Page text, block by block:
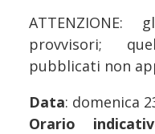
provvisori;
pubblicati non
Data: domenica
Orario